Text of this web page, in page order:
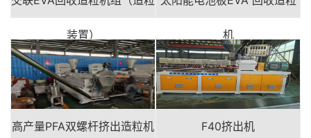
装置） 机
高产量PFA双螺杆挤出造粒机 F40挤出机